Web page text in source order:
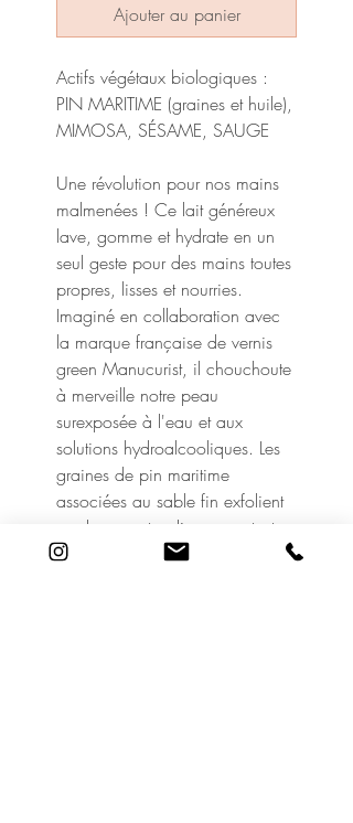
Ajouter au panier
Actifs végétaux biologiques :
PIN MARITIME (graines et huile),
MIMOSA, SÉSAME, SAUGE
Une révolution pour nos mains
malmenées ! Ce lait généreux
lave, gomme et hydrate en un
seul geste pour des mains toutes
propres, lisses et nourries.
Imaginé en collaboration avec
la marque française de vernis
green Manucurist, il chouchoute
à merveille notre peau
surexposée à l'eau et aux
solutions hydroalcooliques. Les
graines de pin maritime
associées au sable fin exfolient
en douceur, tandis que sa texture
lait riche en huile de pin,